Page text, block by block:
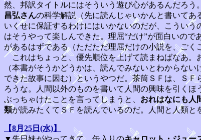
然、邦訳タイトルにはそういう遊び心があるんだろう。
昌弘さんの科学解説（先に読んじゃいかんと書いて
いくせに保証するわけにはいかないのだが、こうい
はそうやって楽しんできた。理屈“だけ”が面白いの
があるはずである（ただただ理屈だけの小説を、ご
これはちょっと、優先順位を上げて読まねばなあ。
（本書がそうかどうかは、読んでみないとわからない
できた故事に因む）というやつだ。茶筒ＳＦは、Ｓ
ろうな。人間以外のものを書いて人間の興味を引く
ぶっちゃけたことを言ってしまうと、 おれはなにも人
類が読みたくてＳＦを読んでいるのだ。人間と人類
【8月25日(水)】